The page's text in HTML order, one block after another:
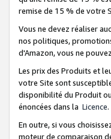
remise de 15 % de votre
Vous ne devez réaliser
nos politiques,
d'Amazon, vous ne
Les prix des Produits et
votre Site sont
disponibilité du Produit
énoncées dans la Licence.
En outre, si vous
moteur de comparaison